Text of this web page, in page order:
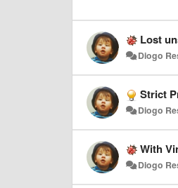
Lost
Diogo
Strict
Diogo
With
Diogo